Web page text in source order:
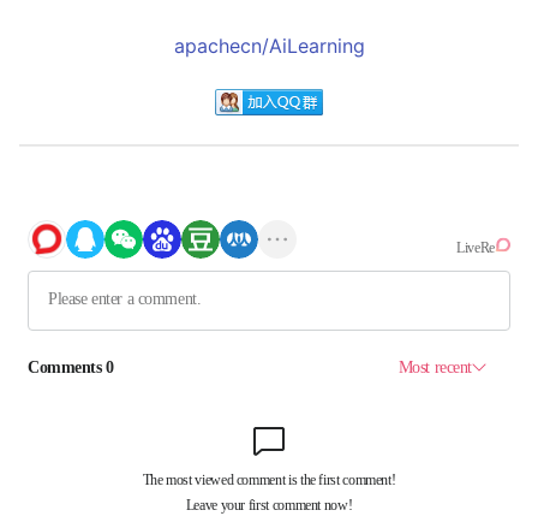
apachecn/AiLearning